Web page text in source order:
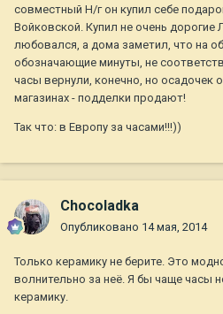
совместный Н/г он купил себе
Войковской. Купил не очень
любовался, а дома заметил, что на
обозначающие минуты, не
часы вернули, конечно, но осадочек
магазинах - подделки продают!
Так что: в Европу за часами!!!))
Chocoladka
Опубликовано 14 мая, 2014
Только керамику не берите. Это
волнительно за неё. Я бы чаще часы
керамику.